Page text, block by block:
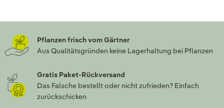
Pflanzen frisch vom Gärtner
Aus Qualitätsgründen keine Lagerhaltung bei Pflanzen
Gratis Paket-Rückversand
Das Falsche bestellt oder nicht zufrieden? Einfach
zurückschicken